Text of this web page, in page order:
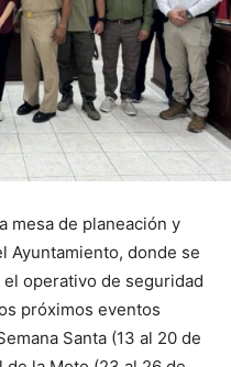
mesa de planeación y
Ayuntamiento, donde se
operativo de seguridad
próximos eventos
Santa (13 al 20 de